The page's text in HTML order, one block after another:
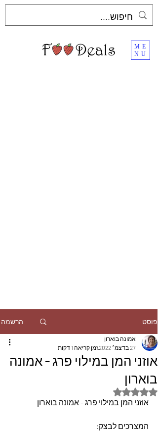
ME
NU
פוסט הרשמה
אוזני המן במילוי פרג - אמונה
בוארון
אמונה בוארון
27 בדצמ׳ 2022
זמן קריאה 1 דקות
דירוג של NaN מתוך 5 כוכבים
אוזני המן במילוי פרג - אמונה בוארון
המצרכים לבצק: